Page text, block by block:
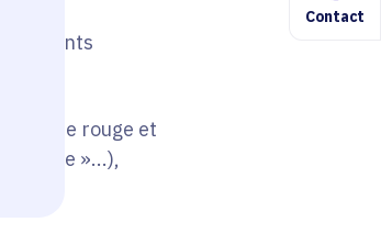
Contact
et Points
», « De rouge et
rouge »...),